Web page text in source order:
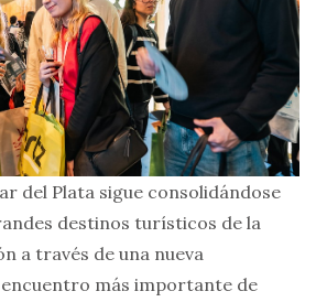
del Plata sigue consolidándose
destinos turísticos de la
a través de una nueva
más importante de